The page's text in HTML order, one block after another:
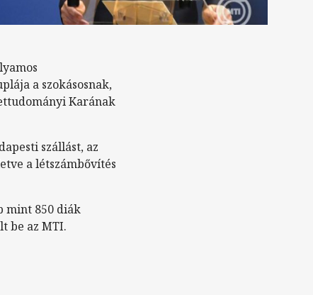
a szokásosnak,
Karának
szállást, az
a létszámbővítés
mint 850 diák
be az MTI.